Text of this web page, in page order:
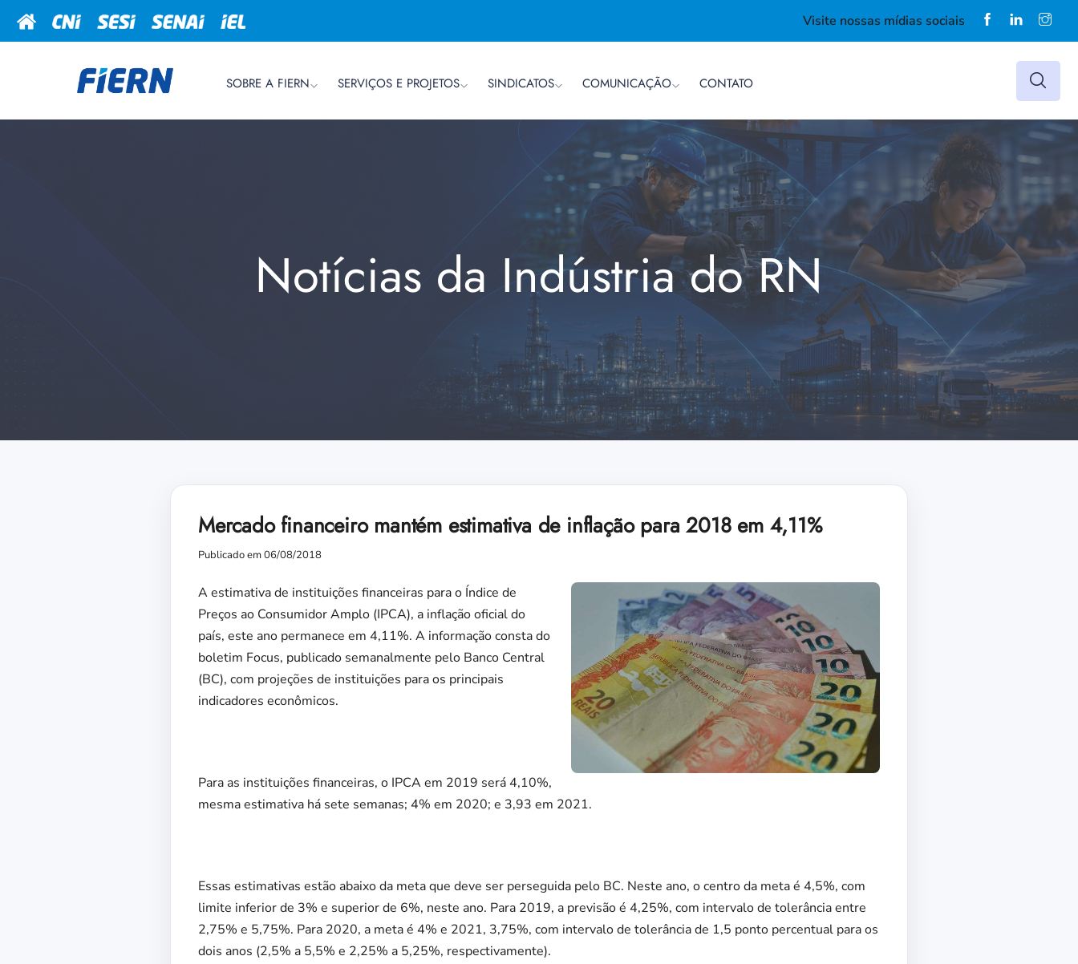
Visite nossas mídias sociais
SOBRE A FIERN SERVIÇOS E PROJETOS SINDICATOS COMUNICAÇÃO CONTATO
Notícias da Indústria do RN
Mercado financeiro mantém estimativa de inflação para 2018 em 4,11%
Publicado em 06/08/2018
A estimativa de instituições financeiras para o Índice de
Preços ao Consumidor Amplo (IPCA), a inflação oficial do
país, este ano permanece em 4,11%. A informação consta do
boletim Focus, publicado semanalmente pelo Banco Central
(BC), com projeções de instituições para os principais
indicadores econômicos.
Para as instituições financeiras, o IPCA em 2019 será 4,10%,
mesma estimativa há sete semanas; 4% em 2020; e 3,93 em 2021.
Essas estimativas estão abaixo da meta que deve ser perseguida pelo BC. Neste ano, o centro da meta é 4,5%, com
limite inferior de 3% e superior de 6%, neste ano. Para 2019, a previsão é 4,25%, com intervalo de tolerância entre
2,75% e 5,75%. Para 2020, a meta é 4% e 2021, 3,75%, com intervalo de tolerância de 1,5 ponto percentual para os
dois anos (2,5% a 5,5% e 2,25% a 5,25%, respectivamente).